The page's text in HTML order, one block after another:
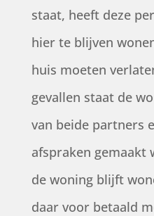
staat, heeft deze
hier te blijven
huis moeten
gevallen staat de
van beide partners
afspraken gemaakt
de woning blijft
daar voor betaald